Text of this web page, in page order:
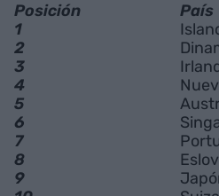
Posición
País
1
2
3
4
5
6
7
8
9